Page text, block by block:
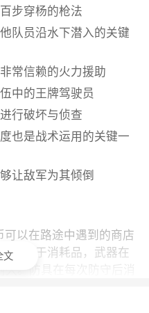
步穿杨的枪法
队员沿水下潜入的关键
常信赖的火力援助
中的王牌驾驶员
行破坏与侦查
也是战术运用的关键一
让敌军为其倾倒
可以在路途中遇到的商店
都属于消耗品，武器在
在使用的时候要珍惜哦
文